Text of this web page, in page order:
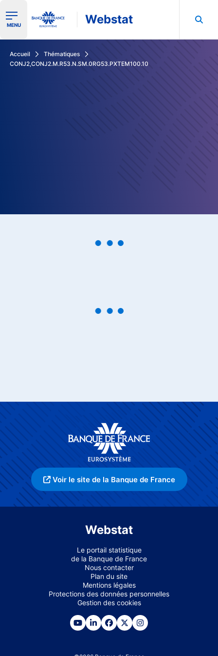
Ouvrir le menu de navigation
MENU Webstat
Accueil
Thématiques
CONJ2,CONJ2.M.R53.N.SM.0RG53.PXTEM100.10
Voir le site de la Banque de France
Webstat
Le portail statistique
de la Banque de France
Nous contacter
Plan du site
Mentions légales
Protections des données personnelles
Gestion des cookies